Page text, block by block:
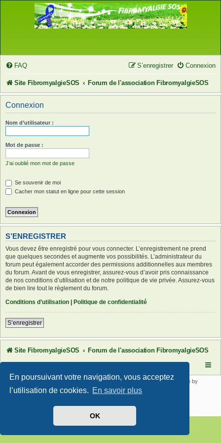
En poursuivant votre navigation, vous acceptez
l’utilisation de cookies. En savoir plus
OK
FAQ Connexion
S’enregistrer
Site FibromyalgieSOS Forum de l'association FibromyalgieSOS
Connexion
Nom d’utilisateur :
Mot de passe :
J’ai oublié mon mot de passe
Se souvenir de moi
Cacher mon statut en ligne pour cette session
S’ENREGISTRER
Vous devez être enregistré pour vous connecter. L’enregistrement ne prend
que quelques secondes et augmente vos possibilités. L’administrateur du
forum peut également accorder des permissions additionnelles aux membres
du forum. Avant de vous enregistrer, assurez-vous d’avoir pris connaissance
de nos conditions d’utilisation et de notre politique de vie privée. Assurez-vous
de bien lire tout le règlement du forum.
Conditions d’utilisation
Politique de confidentialité
S’enregistrer
Site FibromyalgieSOS Forum de l'association FibromyalgieSOS
Développé parphpBB® Forum Software © phpBB Limited | SE Square by
PhpBB3 BBCodes
Confidentialité|Conditions